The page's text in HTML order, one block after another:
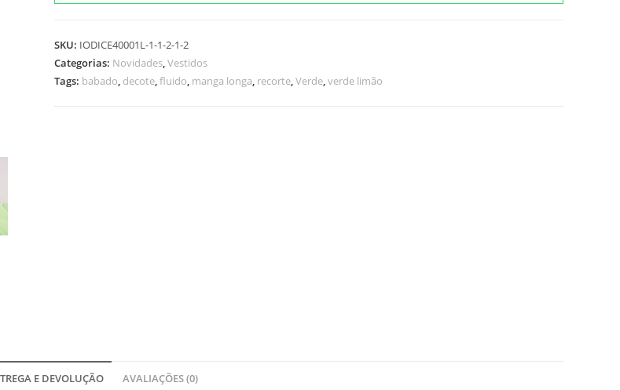
SKU: IODICE40001L-1-1-2-1-2
Categorias: Novidades,Vestidos
Tags: babado, decote,fluido, manga longa, recorte,Verde,verde limão
E DEVOLUÇÃO AVALIAÇÕES (0)